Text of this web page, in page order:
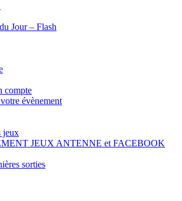
Jour – Flash
compte
évènement
jeux
JEUX ANTENNE et FACEBOOK
sorties